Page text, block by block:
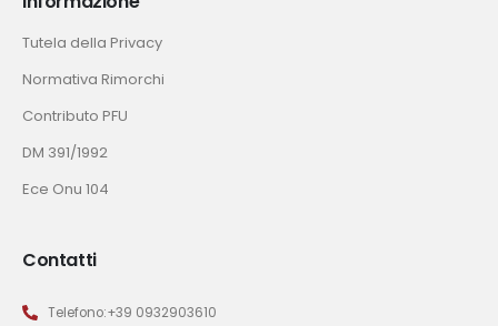
Tutela della Privacy
Normativa Rimorchi
Contributo PFU
DM 391/1992
Ece Onu 104
Contatti
Telefono:+39 0932903610